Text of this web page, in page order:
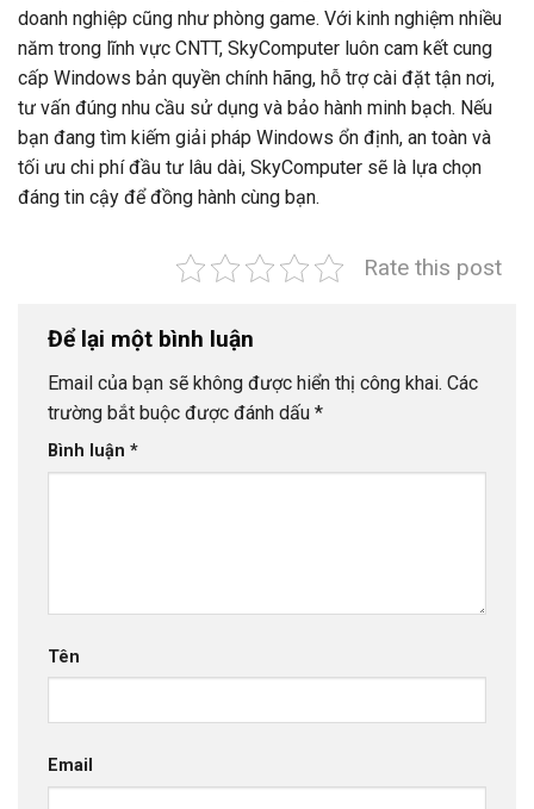
doanh nghiệp cũng như phòng game. Với kinh nghiệm nhiều
năm trong lĩnh vực CNTT, SkyComputer luôn cam kết cung
cấp Windows bản quyền chính hãng, hỗ trợ cài đặt tận nơi,
tư vấn đúng nhu cầu sử dụng và bảo hành minh bạch. Nếu
bạn đang tìm kiếm giải pháp Windows ổn định, an toàn và
tối ưu chi phí đầu tư lâu dài, SkyComputer sẽ là lựa chọn
đáng tin cậy để đồng hành cùng bạn.
Rate this post
Để lại một bình luận
Email của bạn sẽ không được hiển thị công khai. Các
trường bắt buộc được đánh dấu *
Bình luận *
Tên
Email